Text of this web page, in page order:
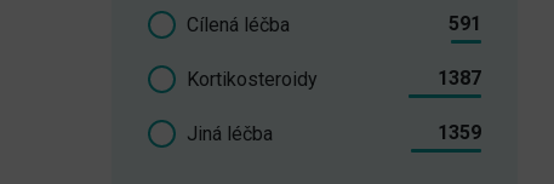
Cílená léčba 591
Kortikosteroidy 1387
Jiná léčba 1359